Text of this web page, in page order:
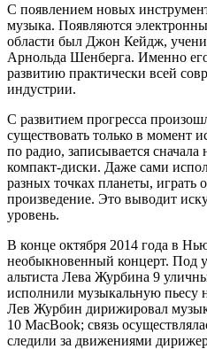
С появлением новых
музыка. Появляются
области был Джон Кейдж,
Арнольда Шенберга. Именно
развитию практически всей
индустрии.
С развитием прогресса
существовать только в момент
по радио, записывается
компакт-диски. Даже сами
разных точках планеты, играть
произведение. Это выводит
уровень.
В конце октября 2014 года в
необыкновенный концерт. Под
альтиста Лева Журбина 9
исполнили музыкальную пьесу
Лев Журбин дирижировал
10 MacBook; связь
следили за движениями